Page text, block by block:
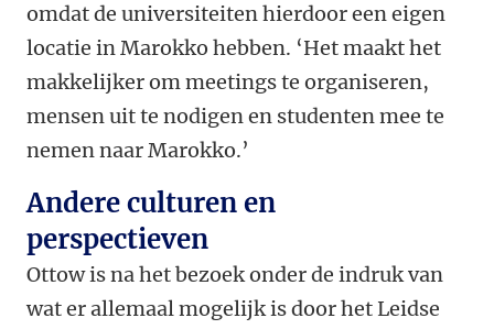
omdat de universiteiten hierdoor een eigen
locatie in Marokko hebben. ‘Het maakt het
makkelijker om meetings te organiseren,
mensen uit te nodigen en studenten mee te
nemen naar Marokko.’
Andere culturen en
perspectieven
Ottow is na het bezoek onder de indruk van
wat er allemaal mogelijk is door het Leidse